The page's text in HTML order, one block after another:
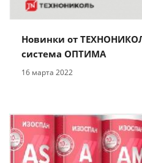
Новинки от
система ОПТИМА
16 марта 2022